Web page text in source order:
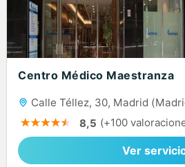
Centro Médico Maestranza
Calle Téllez, 30, Madrid
8,5 (+100
Ver